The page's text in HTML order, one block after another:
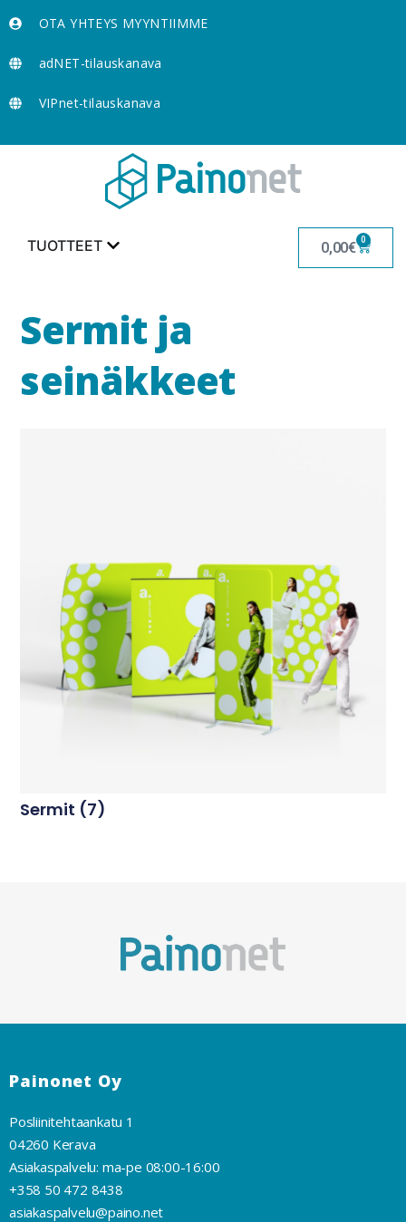
OTA YHTEYS MYYNTIIMME
adNET-tilauskanava
VIPnet-tilauskanava
TUOTTEET 0,00€ 0
Sermit ja
seinäkkeet
Sermit (7)
Painonet Oy
Posliinitehtaankatu 1
04260 Kerava
Asiakaspalvelu: ma-pe 08:00-16:00
+358 50 472 8438
asiakaspalvelu@paino.net